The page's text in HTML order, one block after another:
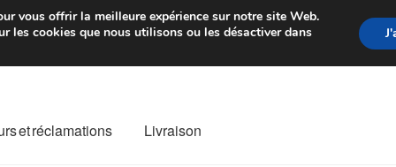
de 7 EUR Du lundi au
et réclamations Livraison
vous offrir la meilleure expérience sur notre site Web.
les cookies que nous utilisons ou les désactiver dans